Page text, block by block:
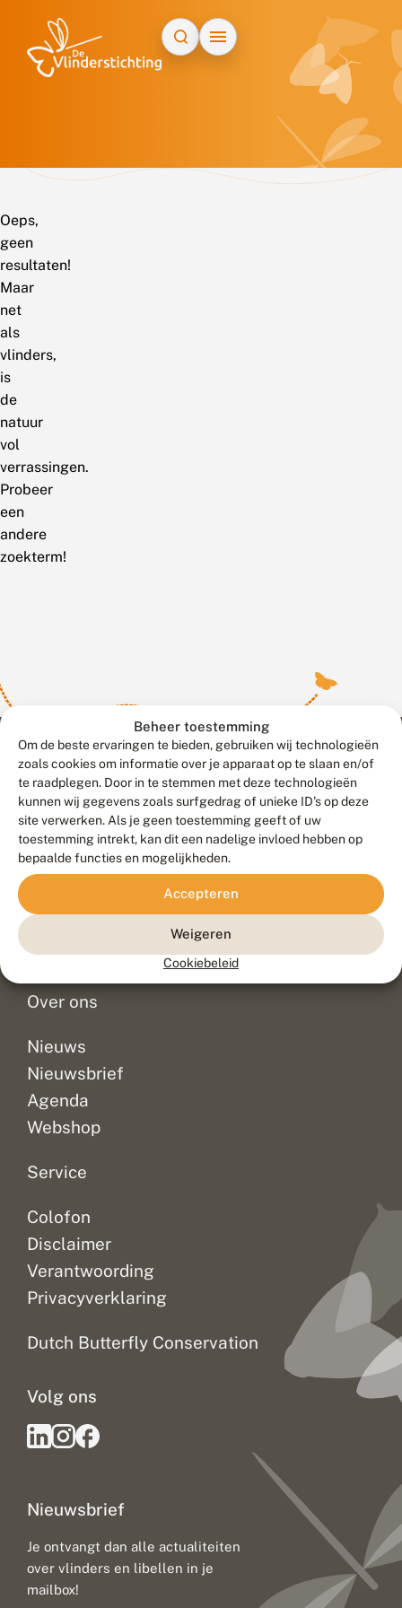
Beheer toestemming
Om de beste ervaringen te bieden, gebruiken wij technologieën
zoals cookies om informatie over je apparaat op te slaan en/of
te raadplegen. Door in te stemmen met deze technologieën
kunnen wij gegevens zoals surfgedrag of unieke ID's op deze
site verwerken. Als je geen toestemming geeft of uw
toestemming intrekt, kan dit een nadelige invloed hebben op
bepaalde functies en mogelijkheden.
Accepteren
Weigeren
Cookiebeleid
Oeps,
geen
resultaten!
Maar
net
als
vlinders,
is
de
natuur
vol
verrassingen.
Probeer
een
andere
zoekterm!
Contact
Veelgestelde vragen
Doneer
Over ons
Nieuws
Nieuwsbrief
Agenda
Webshop
Service
Colofon
Disclaimer
Verantwoording
Privacyverklaring
Dutch Butterfly Conservation
Nieuwsbrief
Je ontvangt dan alle actualiteiten
over vlinders en libellen in je
mailbox!
Volg ons
Meld waarnemingen© 2026 Vlinderstichting
Duurzaam ontwikkeld door
Go2People
, ontworpen door
Blue Field Agency
Privacy
Disclaimer
Sitemap